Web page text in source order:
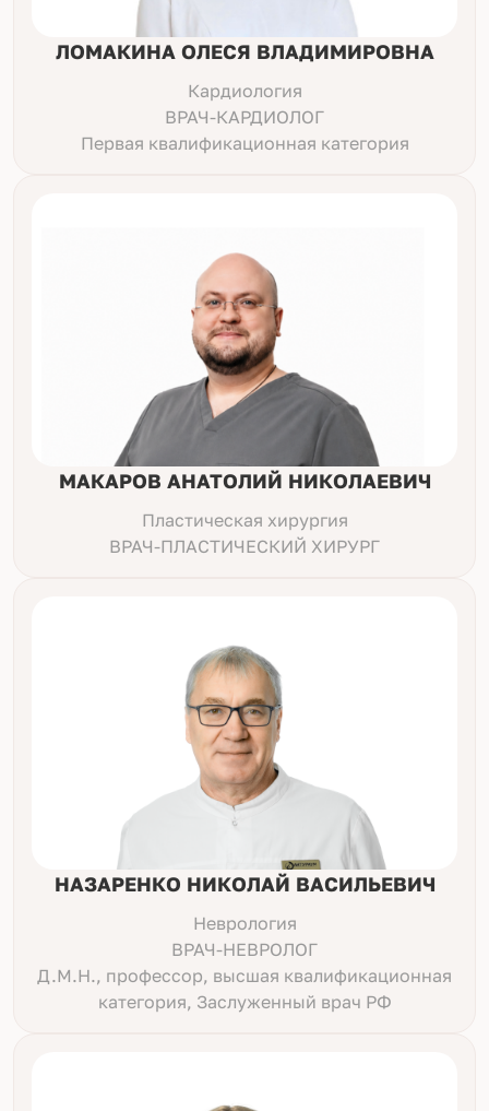
ЛОМАКИНА ОЛЕСЯ ВЛАДИМИРОВНА
Кардиология
ВРАЧ-КАРДИОЛОГ
Первая квалификационная категория
МАКАРОВ АНАТОЛИЙ НИКОЛАЕВИЧ
Пластическая хирургия
ВРАЧ-ПЛАСТИЧЕСКИЙ ХИРУРГ
НАЗАРЕНКО НИКОЛАЙ ВАСИЛЬЕВИЧ
Неврология
ВРАЧ-НЕВРОЛОГ
Д.М.Н., профессор, высшая квалификационная
категория, Заслуженный врач РФ